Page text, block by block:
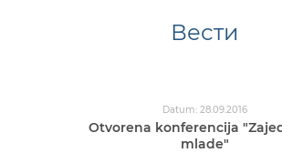
Вести
Datum: 28.09.2016
Otvorena konferencija
mlade"